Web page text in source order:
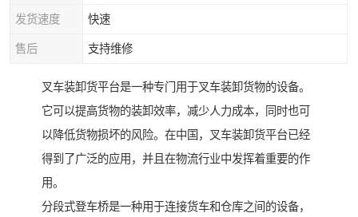
发货速度 快速
售后 支持维修
叉车装卸货平台是一种专门用于叉车装卸货物的设备。
它可以提高货物的装卸效率，减少人力成本，同时也可
以降低货物损坏的风险。在中国，叉车装卸货平台已经
得到了广泛的应用，并且在物流行业中发挥着重要的作
用。
分段式登车桥是一种用于连接货车和仓库之间的设备，